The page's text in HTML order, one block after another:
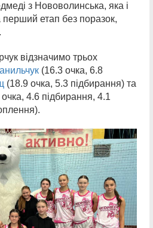
з Нововолинська, яка і
етап без поразок,
відзначимо трьох
(16.3 очка, 6.8
(18.9 очка, 5.3 підбирання) та
очка, 4.6 підбирання, 4.1